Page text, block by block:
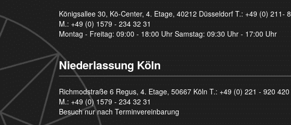
Königsallee 30, Kö-Center, 4. Etage, 40212 Düsseldorf T.: +49 (0) 211-
M.: +49 (0) 1579 - 234 32 31
Montag - Freitag: 09:00 - 18:00 Uhr Samstag: 09:30 Uhr - 17:00 Uhr
Niederlassung Köln
Richmodstraße 6 Regus, 4. Etage, 50667 Köln T.: +49 (0) 221 - 920 420
M.: +49 (0) 1579 - 234 32 31
Besuch nur nach Terminvereinbarung